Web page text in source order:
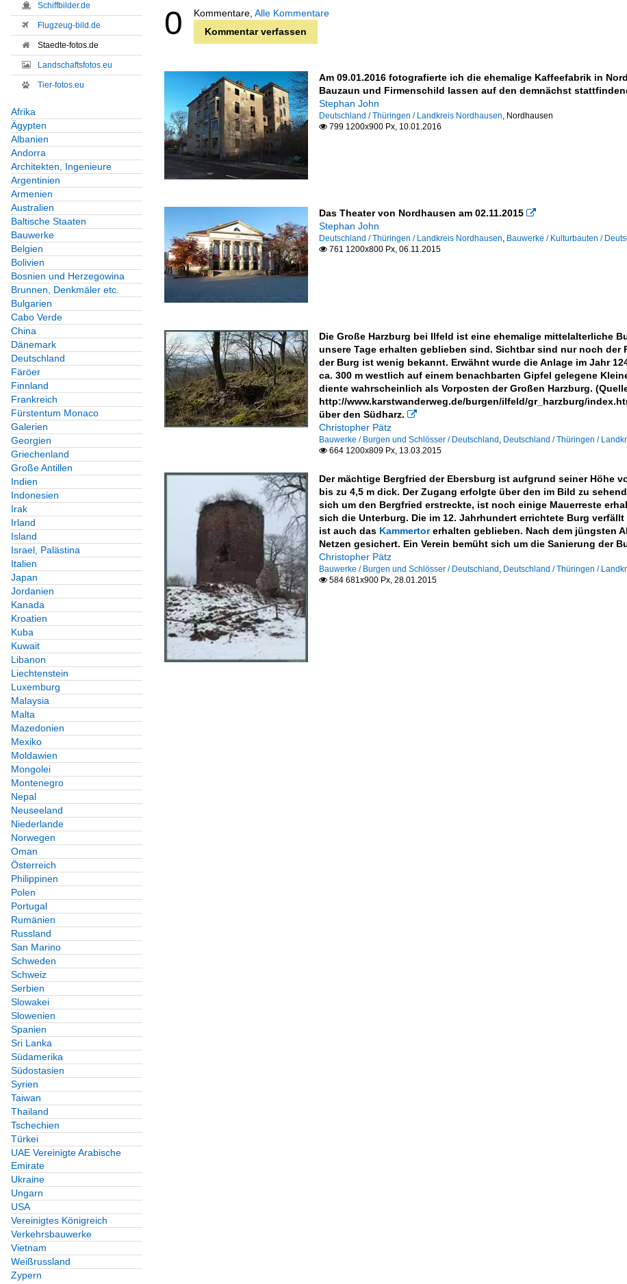
Schiffbilder.de
Flugzeug-bild.de
Staedte-fotos.de
Landschaftsfotos.eu
Tier-fotos.eu
Afrika
Ägypten
Albanien
Andorra
Architekten, Ingenieure
Argentinien
Armenien
Australien
Baltische Staaten
Bauwerke
Belgien
Bolivien
Bosnien und Herzegowina
Brunnen, Denkmäler etc.
Bulgarien
Cabo Verde
China
Dänemark
Deutschland
Färöer
Finnland
Frankreich
Fürstentum Monaco
Galerien
Georgien
Griechenland
Große Antillen
Indien
Indonesien
Irak
Irland
Island
Israel, Palästina
Italien
Japan
Jordanien
Kanada
Kroatien
Kuba
Kuwait
Libanon
Liechtenstein
Luxemburg
Malaysia
Malta
Mazedonien
Mexiko
Moldawien
Mongolei
Montenegro
Nepal
Neuseeland
Niederlande
Norwegen
Oman
Österreich
Philippinen
Polen
Portugal
Rumänien
Russland
San Marino
Schweden
Schweiz
Serbien
Slowakei
Slowenien
Spanien
Sri Lanka
Südamerika
Südostasien
Syrien
Taiwan
Thailand
Tschechien
Türkei
UAE Vereinigte Arabische
Emirate
Ukraine
Ungarn
USA
Vereinigtes Königreich
Verkehrsbauwerke
Vietnam
Weißrussland
Zypern
0 Kommentare, Alle Kommentare
Kommentar verfassen
Am 09.01.2016 fotografierte ich die ehemalige Kaffeefabrik in
Bauzaun und Firmenschild lassen auf den demnächst
Stephan John
Deutschland / Thüringen / Landkreis Nordhausen, Nordhausen
799 1200x900 Px, 10.01.2016
Das Theater von Nordhausen am 02.11.2015 
Stephan John
Deutschland / Thüringen / Landkreis Nordhausen, Bauwerke / Kulturbauten /
761 1200x800 Px, 06.11.2015
Die Große Harzburg bei Ilfeld ist eine ehemalige mittelalterliche
unsere Tage erhalten geblieben sind. Sichtbar sind nur noch
der Burg ist wenig bekannt. Erwähnt wurde die Anlage im Jahr
ca. 300 m westlich auf einem benachbarten Gipfel gelegene
diente wahrscheinlich als Vorposten der Großen Harzburg.
http://www.karstwanderweg.de/burgen/ilfeld/gr_harzburg/
über den Südharz. 
Christopher Pätz
Bauwerke / Burgen und Schlösser / Deutschland , Deutschland / Thüringen /
664 1200x809 Px, 13.03.2015
Der mächtige Bergfried der Ebersburg ist aufgrund seiner Höhe
bis zu 4,5 m dick. Der Zugang erfolgte über den im Bild zu
sich um den Bergfried erstreckte, ist noch einige Mauerreste
sich die Unterburg. Die im 12. Jahrhundert errichtete Burg
ist auch das Kammertorerhalten geblieben. Nach dem jüngsten
Netzen gesichert. Ein Verein bemüht sich um die Sanierung der
Christopher Pätz
Bauwerke / Burgen und Schlösser / Deutschland , Deutschland / Thüringen /
584 681x900 Px, 28.01.2015